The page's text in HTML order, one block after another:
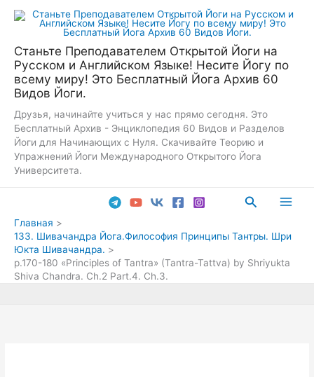
Перейти
Станьте Преподавателем Открытой Йоги на
Русском и Английском Языке! Несите Йогу по
всему миру! Это Бесплатный Йога Архив 60
Видов Йоги.
Друзья, начинайте учиться у нас прямо сегодня. Это
Бесплатный Архив - Энциклопедия 60 Видов и Разделов
Йоги для Начинающих с Нуля. Скачивайте Теорию и
Упражнений Йоги Международного Открытого Йога
Университета.
Поиск
Главная
133. Шивачандра Йога.Философия Принципы Тантры. Шри
Юкта Шивачандра.
p.170-180 «Principles of Tantra» (Tantra-Tattva) by Shriyukta
Shiva Chandra. Ch.2 Part.4. Ch.3.